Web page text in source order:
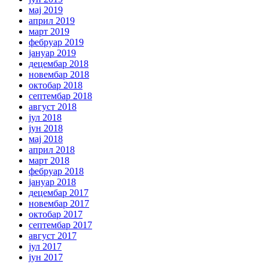
мај 2019
април 2019
март 2019
фебруар 2019
јануар 2019
децембар 2018
новембар 2018
октобар 2018
септембар 2018
август 2018
јул 2018
јун 2018
мај 2018
април 2018
март 2018
фебруар 2018
јануар 2018
децембар 2017
новембар 2017
октобар 2017
септембар 2017
август 2017
јул 2017
јун 2017